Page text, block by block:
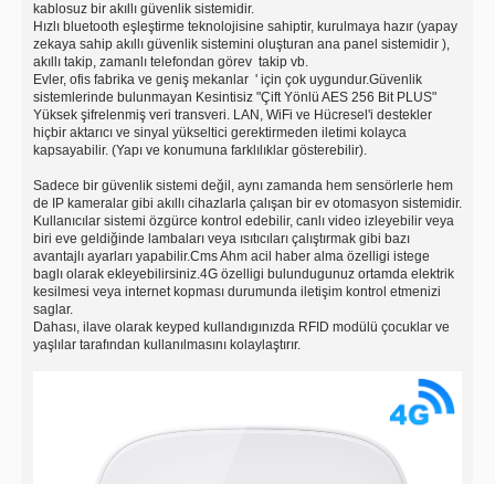
kablosuz bir akıllı güvenlik sistemidir.
Hızlı bluetooth eşleştirme teknolojisine sahiptir, kurulmaya hazır (yapay
zekaya sahip akıllı güvenlik sistemini oluşturan ana panel sistemidir ),
akıllı takip, zamanlı telefondan görev takip vb.
Evler, ofis fabrika ve geniş mekanlar ' için çok uygundur.Güvenlik
sistemlerinde bulunmayan Kesintisiz "Çift Yönlü AES 256 Bit PLUS"
Yüksek şifrelenmiş veri transveri. LAN, WiFi ve Hücresel'i destekler
hiçbir aktarıcı ve sinyal yükseltici gerektirmeden iletimi kolayca
kapsayabilir. (Yapı ve konumuna farklılıklar gösterebilir).
Sadece bir güvenlik sistemi değil, aynı zamanda hem sensörlerle hem
de IP kameralar gibi akıllı cihazlarla çalışan bir ev otomasyon sistemidir.
Kullanıcılar sistemi özgürce kontrol edebilir, canlı video izleyebilir veya
biri eve geldiğinde lambaları veya ısıtıcıları çalıştırmak gibi bazı
avantajlı ayarları yapabilir.Cms Ahm acil haber alma özelligi istege
baglı olarak ekleyebilirsiniz.4G özelligi bulundugunuz ortamda elektrik
kesilmesi veya internet kopması durumunda iletişim kontrol etmenizi
saglar.
Dahası, ilave olarak keyped kullandıgınızda RFID modülü çocuklar ve
yaşlılar tarafından kullanılmasını kolaylaştırır.